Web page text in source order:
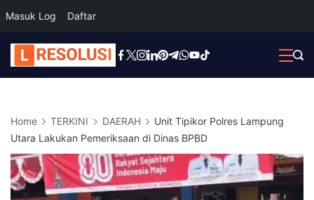
Masuk Log Daftar
Skip
to
Home TERKINI DAERAH
Unit Tipikor Polres Lampung
Utara Lakukan Pemeriksaan di Dinas BPBD